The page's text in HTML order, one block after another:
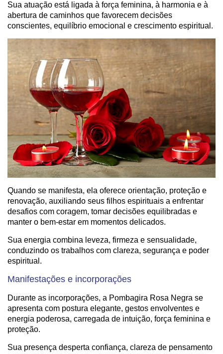
Sua atuação está ligada à força feminina, à harmonia e à
abertura de caminhos que favorecem decisões
conscientes, equilíbrio emocional e crescimento espiritual.
Quando se manifesta, ela oferece orientação, proteção e
renovação, auxiliando seus filhos espirituais a enfrentar
desafios com coragem, tomar decisões equilibradas e
manter o bem-estar em momentos delicados.
Sua energia combina leveza, firmeza e sensualidade,
conduzindo os trabalhos com clareza, segurança e poder
espiritual.
Manifestações e incorporações
Durante as incorporações, a Pombagira Rosa Negra se
apresenta com postura elegante, gestos envolventes e
energia poderosa, carregada de intuição, força feminina e
proteção.
Sua presença desperta confiança, clareza de pensamento